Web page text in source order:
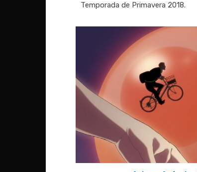
Temporada de Primavera 2018.